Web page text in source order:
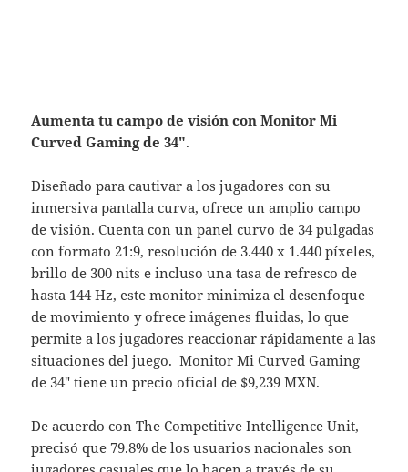
Aumenta tu campo de visión con Monitor Mi
Curved Gaming de 34″.
Diseñado para cautivar a los jugadores con su
inmersiva pantalla curva, ofrece un amplio campo
de visión. Cuenta con un panel curvo de 34 pulgadas
con formato 21:9, resolución de 3.440 x 1.440 píxeles,
brillo de 300 nits e incluso una tasa de refresco de
hasta 144 Hz, este monitor minimiza el desenfoque
de movimiento y ofrece imágenes fluidas, lo que
permite a los jugadores reaccionar rápidamente a las
situaciones del juego. Monitor Mi Curved Gaming
de 34″ tiene un precio oficial de $9,239 MXN.
De acuerdo con The Competitive Intelligence Unit,
precisó que 79.8% de los usuarios nacionales son